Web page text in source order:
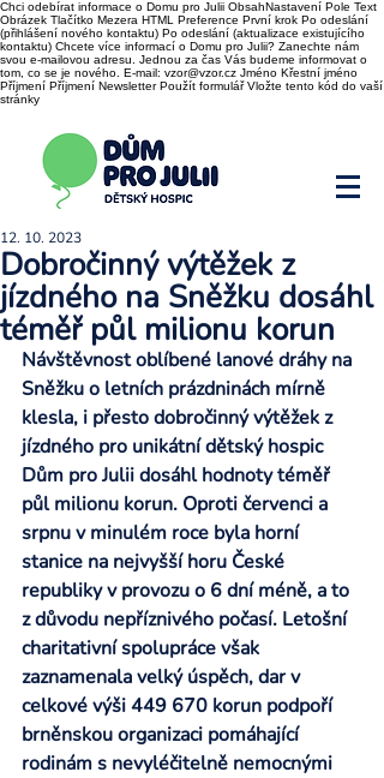
Chci odebírat informace o Domu pro Julii ObsahNastavení Pole Text
Obrázek Tlačítko Mezera HTML Preference První krok Po odeslání
(přihlášení nového kontaktu) Po odeslání (aktualizace existujícího
kontaktu) Chcete více informací o Domu pro Julii? Zanechte nám
svou e-mailovou adresu. Jednou za čas Vás budeme informovat o
tom, co se je nového. E-mail: vzor@vzor.cz Jméno Křestní jméno
Příjmení Příjmení Newsletter Použít formulář Vložte tento kód do vaší
stránky
Dobročinný výtěžek z
jízdného na Sněžku dosáhl
téměř půl milionu korun
12. 10. 2023
Návštěvnost oblíbené lanové dráhy na
Sněžku o letních prázdninách mírně
klesla, i přesto dobročinný výtěžek z
jízdného pro unikátní dětský hospic
Dům pro Julii dosáhl hodnoty téměř
půl milionu korun. Oproti červenci a
srpnu v minulém roce byla horní
stanice na nejvyšší horu České
republiky v provozu o 6 dní méně, a to
z důvodu nepříznivého počasí. Letošní
charitativní spolupráce však
zaznamenala velký úspěch, dar v
celkové výši 449 670 korun podpoří
brněnskou organizaci pomáhající
rodinám s nevyléčitelně nemocnými